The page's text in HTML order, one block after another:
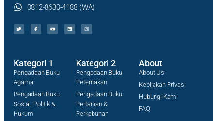
0812-8630-4188 (WA)
Kategori 1
Pengadaan Buku
Agama
Pengadaan Buku
Sosial, Politik &
Hukum
Kategori 2
Pengadaan Buku
Peternakan
Pengadaan Buku
Pertanian &
Perkebunan
About
About Us
Kebijakan Privasi
Hubungi Kami
FAQ